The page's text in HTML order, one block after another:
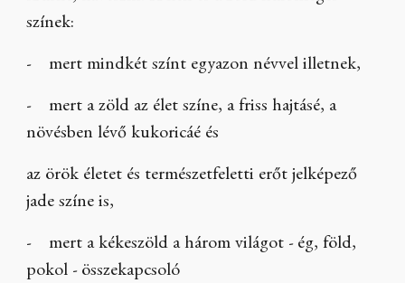
színek:
- mert mindkét színt egyazon névvel illetnek,
- mert a zöld az élet színe, a friss hajtásé, a
növésben lévő kukoricáé és
az örök életet és természetfeletti erőt jelképező
jade színe is,
- mert a kékeszöld a három világot - ég, föld,
pokol - összekapcsoló